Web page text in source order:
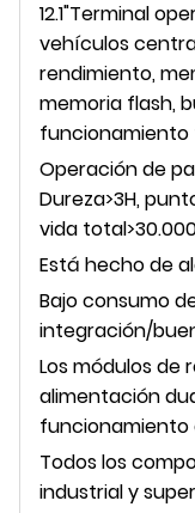
12.1"Terminal
vehículos
rendimiento,
memoria flash,
funcionamiento
Operación de
Dureza>3H,
vida
Está hecho de
Bajo consumo
integración/
Los módulos
alimentación
funcionamiento
Todos los
industrial y